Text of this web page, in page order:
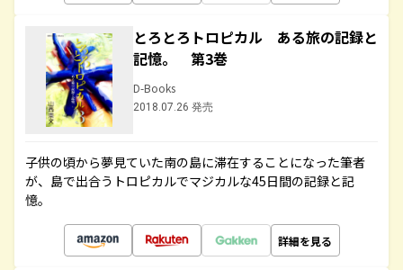
とろとろトロピカル ある旅の記録と
記憶。 第3巻
D-Books
2018.07.26 発売
子供の頃から夢見ていた南の島に滞在することになった筆者
が、島で出合うトロピカルでマジカルな45日間の記録と記
憶。
詳細を見る